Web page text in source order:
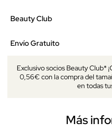
Beauty Club
Envío Gratuito
Exclusivo socios Beauty Club*
0,56€ con la compra del
en todas
Más